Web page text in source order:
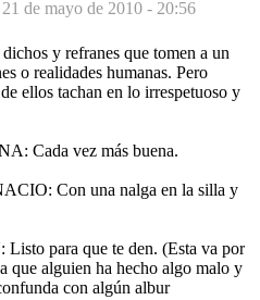
21 de mayo de 2010 - 20:56
y refranes que tomen a un
o realidades humanas. Pero
ellos tachan en lo irrespetuoso y
Cada vez más buena.
Con una nalga en la silla y
para que te den. (Esta va por
que alguien ha hecho algo malo y
con algún albur